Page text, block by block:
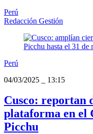
Perú
Redacción Gestión
Perú
04/03/2025
13:15
Cusco: reportan
plataforma en el
Picchu